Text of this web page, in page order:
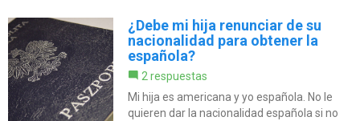
¿Debe mi hija renunciar de su
nacionalidad para obtener la
española?
2 respuestas
Mi hija es americana y yo española. No le
quieren dar la nacionalidad española si no